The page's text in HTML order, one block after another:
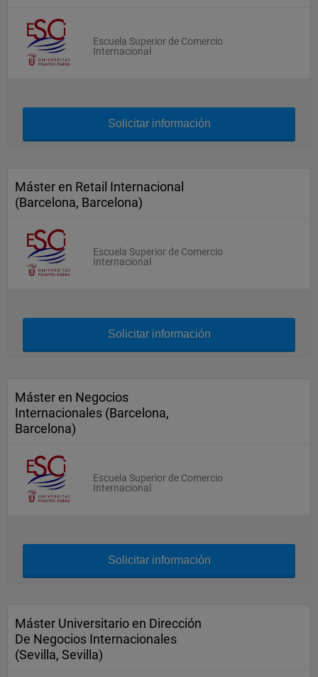
Escuela Superior de Comercio
Internacional
Solicitar información
Máster en Retail Internacional
(Barcelona, Barcelona)
Escuela Superior de Comercio
Internacional
Solicitar información
Máster en Negocios
Internacionales (Barcelona,
Barcelona)
Escuela Superior de Comercio
Internacional
Solicitar información
Máster Universitario en Dirección
De Negocios Internacionales
(Sevilla, Sevilla)